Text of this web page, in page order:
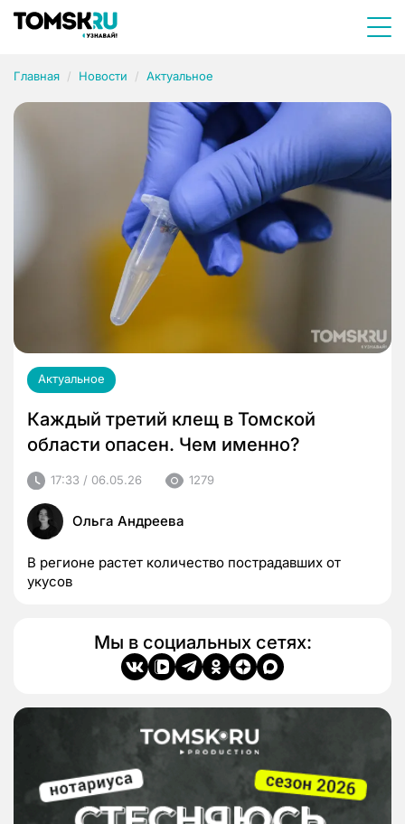
Главная Новости Актуальное
Актуальное
Каждый третий клещ в Томской
области опасен. Чем именно?
17:33 / 06.05.26 1279
Ольга Андреева
В регионе растет количество пострадавших от
укусов
Мы в социальных сетях: